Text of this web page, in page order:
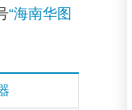
“海南华图